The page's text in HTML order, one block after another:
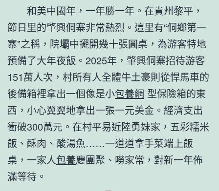
和美中國年，一年勝一年。在貴州黎平，
節日里的肇興侗寨非常熱烈。這里有“侗鄉第一
寨”之稱，院壩中擺開幾十張圓桌，為游客特地
預備了大年夜飯。2025年，肇興侗寨招待游客
151萬人次，村所有人全體牛土豪則從悍馬車的
後備箱裡拿出一個像是小包養網 型保險箱的東
西，小心翼翼地拿出一張一元美金。經濟支出
衝破300萬元。在村平易近陸勇妹家，五彩糯米
飯、酥肉、酸湯魚……一道道拿手菜端上飯
桌，一家人包養慶團聚、嘮家常，對新一年佈
滿等待。